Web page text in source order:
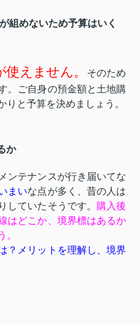
組めないため予算はいく
えません。
そのため
。ご自身の預金額と土地購
りと予算を決めましょう。
か
ンテナンスが行き届いてな
まいな点が多く、昔の人は
していたそうです。 購入後
はどこか、境界標はあるか
。
？メリットを理解し、境界